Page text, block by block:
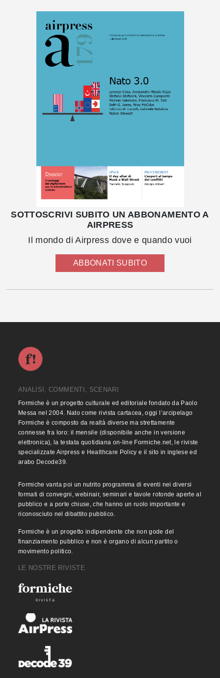
SOTTOSCRIVI SUBITO UN ABBONAMENTO A
AIRPRESS
Il mondo di Airpress dove e quando vuoi
ABBONATI SUBITO
ANALISI, COMMENTI, SCENARI
Formiche è un progetto culturale ed editoriale fondato da Paolo
Messa nel 2004. Nato come rivista cartacea, oggi l’arcipelago
Formiche è composto da realtà diverse ma strettamente
connesse fra loro: il mensile (disponibile anche in versione
elettronica), la testata quotidiana on-line Formiche.net, le riviste
specializzate Airpress e Healthcare Policy e il sito in inglese ed
arabo Decode39.
Formiche vanta poi un nutrito programma di eventi nei diversi
formati di convegni, webinair, seminari e tavole rotonde aperte al
pubblico e a porte chiuse, che hanno un ruolo importante e
riconosciuto nel dibattito pubblico.
Formiche è un progetto indipendente che non gode del
finanziamento pubblico e non è organo di alcun partito o
movimento politico.
LE NOSTRE RIVISTE